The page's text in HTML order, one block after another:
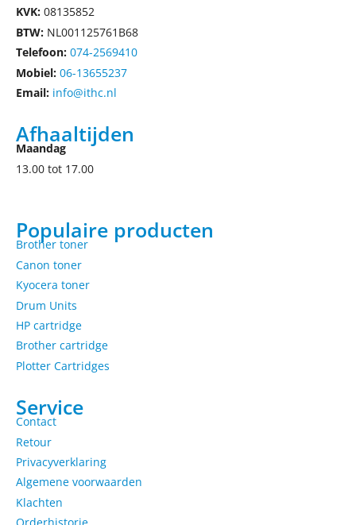
KVK: 08135852
BTW: NL001125761B68
Telefoon: 074-2569410
Mobiel: 06-13655237
Email: info@ithc.nl
Afhaaltijden
Maandag
13.00 tot 17.00
Populaire producten
Brother toner
Canon toner
Kyocera toner
Drum Units
HP cartridge
Brother cartridge
Plotter Cartridges
Service
Contact
Retour
Privacyverklaring
Algemene voorwaarden
Klachten